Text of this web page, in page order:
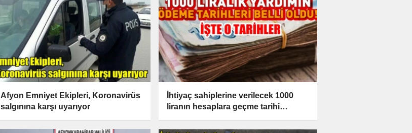
Afyon Emniyet Ekipleri, Koronavirüs
salgınına karşı uyarıyor
İhtiyaç sahiplerine verilecek 1000
liranın hesaplara geçme tarihi